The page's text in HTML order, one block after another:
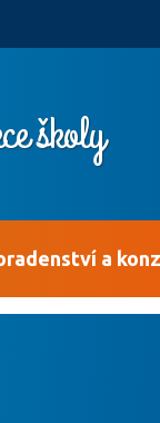
školy
a